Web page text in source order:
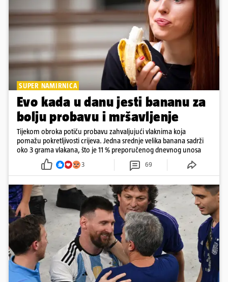
SUPER NAMIRNICA
Evo kada u danu jesti bananu za
bolju probavu i mršavljenje
Tijekom obroka potiču probavu zahvaljujući vlaknima koja
pomažu pokretljivosti crijeva. Jedna srednje velika banana sadrži
oko 3 grama vlakana, što je 11 % preporučenog dnevnog unosa
3 69